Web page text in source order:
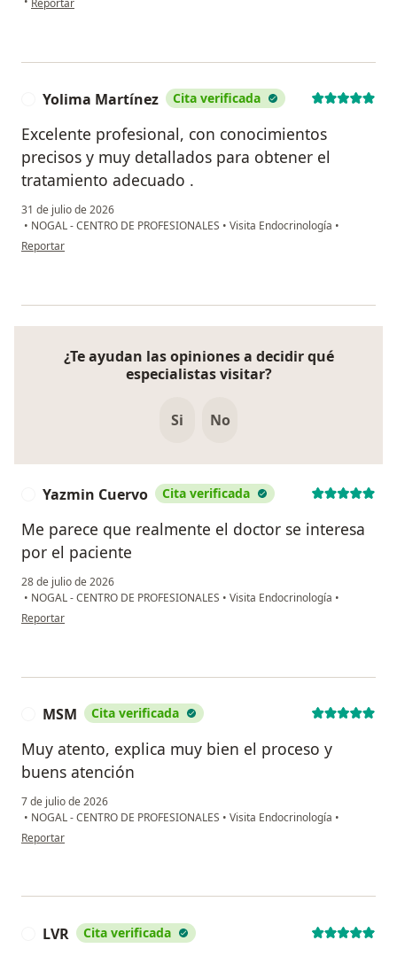
Reportar
Yolima Martínez Cita verificada
Excelente profesional, con conocimientos
precisos y muy detallados para obtener el
tratamiento adecuado .
31 de julio de 2026
• NOGAL - CENTRO DE PROFESIONALES • Visita Endocrinología •
en opinión del usuario Yolima Martínez
Reportar
¿Te ayudan las opiniones a decidir qué
especialistas visitar?
Si No
Yazmin Cuervo Cita verificada
Me parece que realmente el doctor se interesa
por el paciente
28 de julio de 2026
• NOGAL - CENTRO DE PROFESIONALES • Visita Endocrinología •
en opinión del usuario Yazmin Cuervo
Reportar
MSM Cita verificada
Muy atento, explica muy bien el proceso y
buens atención
7 de julio de 2026
• NOGAL - CENTRO DE PROFESIONALES • Visita Endocrinología •
en opinión del usuario MSM
Reportar
LVR Cita verificada